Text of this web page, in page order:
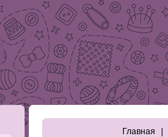
Главная